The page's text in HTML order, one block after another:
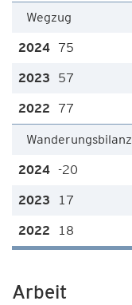
Wegzug
75
57
77
Wanderungsbilanz
-20
17
18
Arbeit